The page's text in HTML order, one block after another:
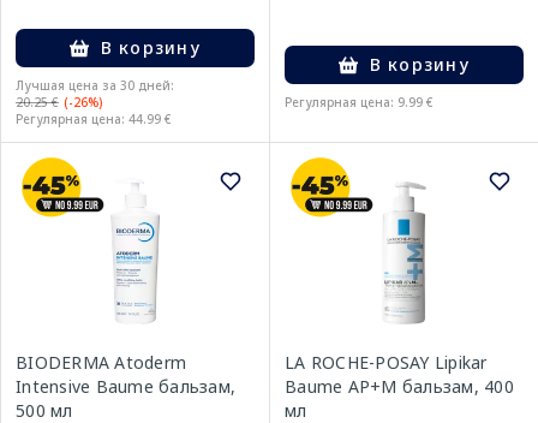
В корзину
Лучшая цена за 30 дней:
20.25 € (-26%)
Регулярная цена: 44.99 €
В корзину
Регулярная цена: 9.99 €
BIODERMA Atoderm
Intensive Baume бальзам,
500 мл
LA ROCHE-POSAY Lipikar
Baume AP+M бальзам, 400
мл